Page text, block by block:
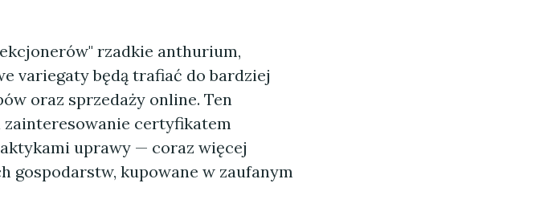
rzadkie anthurium,
variegaty będą trafiać do bardziej
oraz sprzedaży online. Ten
certyfikatem
uprawy — coraz więcej
gospodarstw, kupowane w zaufanym